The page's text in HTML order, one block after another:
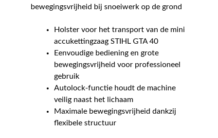
bewegingsvrijheid bij snoeiwerk op de grond
Holster voor het transport van de mini
accukettingzaag STIHL GTA 40
Eenvoudige bediening en grote
bewegingsvrijheid voor professioneel
gebruik
Autolock-functie houdt de machine
veilig naast het lichaam
Maximale bewegingsvrijheid dankzij
flexibele structuur